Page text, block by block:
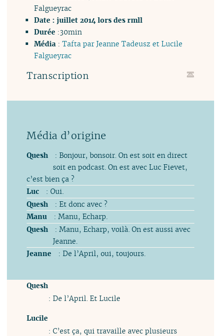
Falgueyrac
Date : juillet 2014 lors des rmll
Durée:30min
Média: Tafta par Jeanne Tadeusz et Lucile
Falgueyrac
Transcription
Quesh
: Bonjour, bonsoir. On est soit en direct
soit en podcast. On est avec Luc Fievet,
c’est bien ça ?
Luc
: Oui.
Quesh
: Et donc avec ?
Manu
: Manu, Echarp.
Quesh
: Manu, Echarp, voilà. On est aussi avec
Jeanne.
Jeanne
: De l’April, oui, toujours.
Quesh
: De l’April. Et Lucile
Lucile
: C’est ça, qui travaille avec plusieurs